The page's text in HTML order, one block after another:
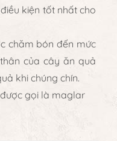
kiện tốt nhất cho
chăm bón đến mức
của cây ăn quả
khi chúng chín.
gọi là maglar